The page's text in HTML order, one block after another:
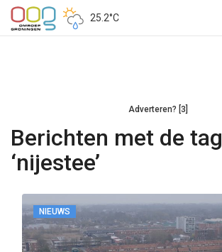
25.2°C
Adverteren? [3]
Berichten met de tag
‘nijestee’
NIEUWS